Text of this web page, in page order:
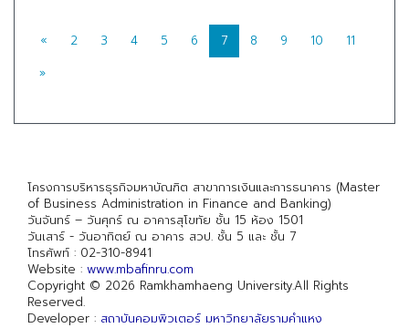
« 2 3 4 5 6 7 8 9 10
11
»
โครงการบริหารธุรกิจมหาบัณฑิต สาขาการเงินและการธนาคาร (Master
of Business Administration in Finance and Banking)
วันจันทร์ – วันศุกร์ ณ อาคารสุโขทัย ชั้น 15 ห้อง 1501
วันเสาร์ - วันอาทิตย์ ณ อาคาร สวป. ชั้น 5 และ ชั้น 7
โทรศัพท์ : 02-310-8941
Website : www.mbafinru.com
Copyright © 2026 Ramkhamhaeng University.All Rights
Reserved.
Developer : สถาบันคอมพิวเตอร์ มหาวิทยาลัยรามคำแหง